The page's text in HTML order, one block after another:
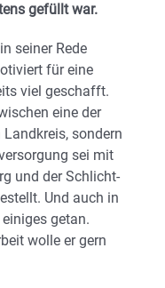
gefüllt war.
seiner Rede
für eine
viel geschafft.
eine der
sondern
sei mit
und der Schlicht-
Und auch in
getan.
wolle er gern